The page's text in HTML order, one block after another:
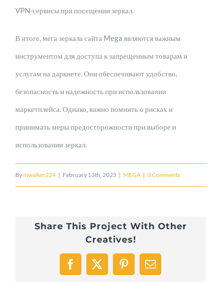
VPN-сервисы при посещении зеркал.
В итоге, мега зеркала сайта Mega являются важным
инструментом для доступа к запрещенным товарам и
услугам на даркнете. Они обеспечивают удобство,
безопасность и надежность при использовании
маркетплейса. Однако, важно помнить о рисках и
принимать меры предосторожности при выборе и
использовании зеркал.
Bymwalker224 | February 13th, 2025 | MEGA | 0 Comments
Share This Project With Other
Creatives!
Facebook
X PinterestEmail